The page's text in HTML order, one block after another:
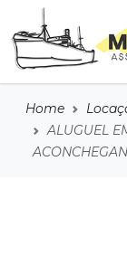
Home
ALUGUEL